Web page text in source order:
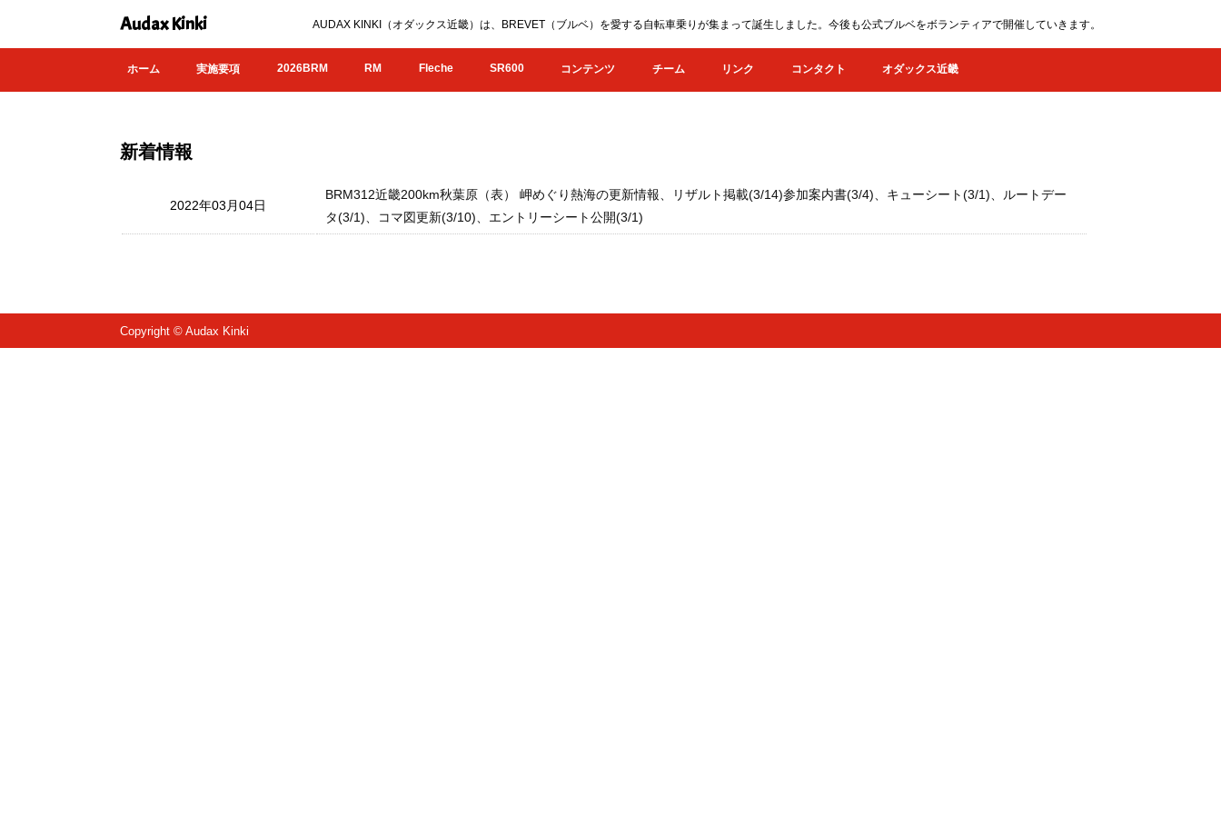
Audax Kinki AUDAX KINKI（オダックス近畿）は、BREVET（ブルベ）を愛する自転車乗りが集まって誕生しました。今後も公式ブルベをボランティアで開催していきます。
ホーム 実施要項 2026BRM RM Fleche SR600 コンテンツ チーム リンク コンタクト オダックス近畿
新着情報
2022年03月04日
BRM312近畿200km秋葉原（表） 岬めぐり熱海の更新情報、リザルト掲載(3/14)参加案内書(3/4)、キューシート(3/1)、ルートデー
タ(3/1)、コマ図更新(3/10)、エントリーシート公開(3/1)
Copyright © Audax Kinki